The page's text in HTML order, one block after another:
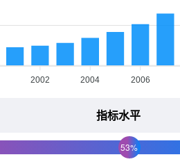
2002 2004 2006
指标水平
53%